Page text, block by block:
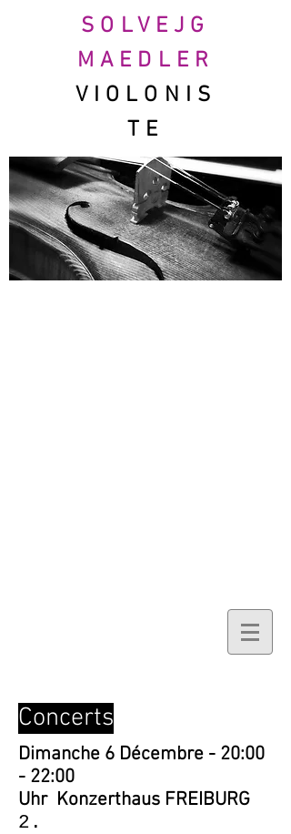
SOLVEJG
MAEDLER
VIOLONIS
TE
Concerts
Dimanche 6 Décembre - 20:00
- 22:00
Uhr Konzerthaus FREIBURG
2.